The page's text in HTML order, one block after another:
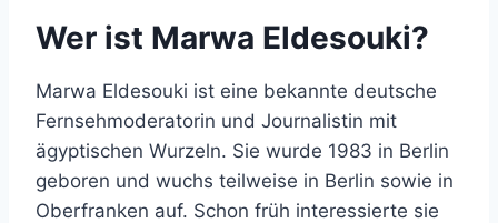
Wer ist Marwa Eldesouki?
Marwa Eldesouki ist eine bekannte deutsche
Fernsehmoderatorin und Journalistin mit
ägyptischen Wurzeln. Sie wurde 1983 in Berlin
geboren und wuchs teilweise in Berlin sowie in
Oberfranken auf. Schon früh interessierte sie